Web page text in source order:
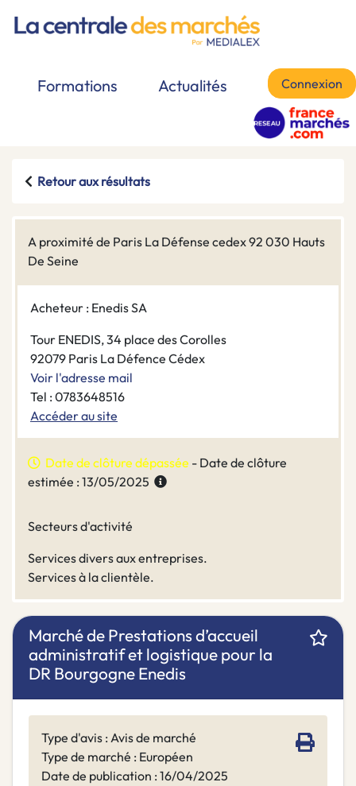
Formations Actualités Connexion
Retour aux résultats
A proximité de Paris La Défense cedex 92 030 Hauts
De Seine
Acheteur : Enedis SA
Tour ENEDIS, 34 place des Corolles
92079 Paris La Défence Cédex
Voir l'adresse mail
Tel : 0783648516
Accéder au site
Date de clôture dépassée - Date de clôture
estimée : 13/05/2025
Secteurs d'activité
Services divers aux entreprises.
Services à la clientèle.
Marché de Prestations d’accueil
administratif et logistique pour la
DR Bourgogne Enedis
Type d'avis : Avis de marché
Type de marché : Européen
Date de publication : 16/04/2025